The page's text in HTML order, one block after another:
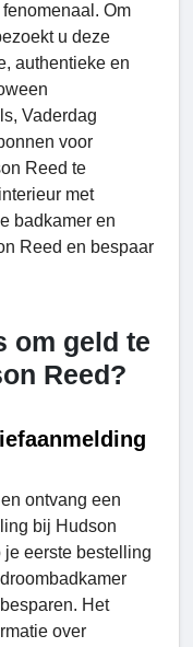
Om
u deze
authentieke en
Vaderdag
voor
Reed te
met
badkamer en
Reed en bespaar
om geld te
Reed?
ontvang een
bij Hudson
je eerste bestelling
Het
over